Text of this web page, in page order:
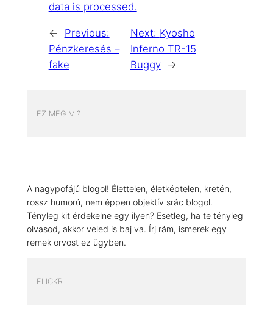
data is processed.
←
Previous:
Pénzkeresés –
fake
Next: Kyosho
Inferno TR-15
Buggy
→
EZ MEG MI?
A nagypofájú blogol! Élettelen, életképtelen, kretén,
rossz humorú, nem éppen objektív srác blogol.
Tényleg kit érdekelne egy ilyen? Esetleg, ha te tényleg
olvasod, akkor veled is baj va. Írj rám, ismerek egy
remek orvost ez ügyben.
FLICKR